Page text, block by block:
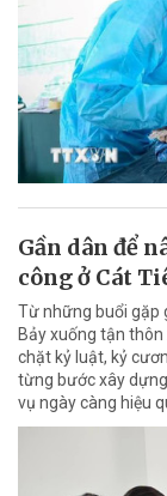
Gần dân để
công ở Cát
Từ những buổi gặp
Bảy xuống tận thôn
chặt kỷ luật, kỷ
từng bước xây
vụ ngày càng hiệu